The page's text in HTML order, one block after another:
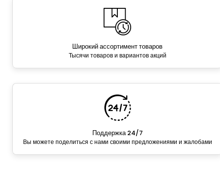
Широкий ассортимент товаров
Тысячи товаров и вариантов акций
Поддержка 24/7
Вы можете поделиться с нами своими предложениями и жалобами